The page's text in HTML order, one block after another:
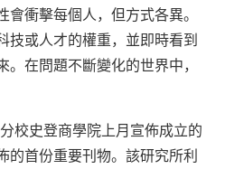
衝擊每個人，但方式各異。
技或人才的權重，並即時看到
在問題不斷變化的世界中，
校史登商學院上月宣佈成立的
的首份重要刊物。該研究所利